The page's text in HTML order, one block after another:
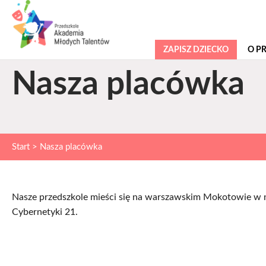
ZAPISZ DZIECKO O
Nasza placówka
Start > Nasza placówka
Nasze przedszkole mieści się na warszawskim Mokotowie
Cybernetyki 21.